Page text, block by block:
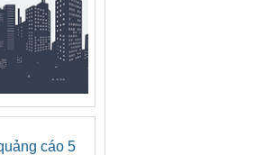
cáo 5